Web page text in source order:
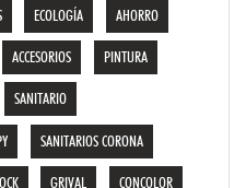
ECOLOGÍA AHORRO
ACCESORIOS PINTURA
SANITARIO
SANITARIOS CORONA
GRIVAL CONCOLOR